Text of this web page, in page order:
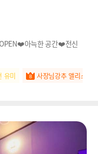
아늑한 공간❤️전신
유미 사장님강추 앨리스